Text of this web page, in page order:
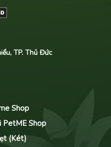
TP. Thủ Đức
Shop
PetME Shop
(Két)